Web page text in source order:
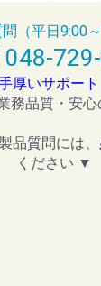
（平日9:00～
048-
厚いサポート
務品質・安心
品質問には、
ください ▼